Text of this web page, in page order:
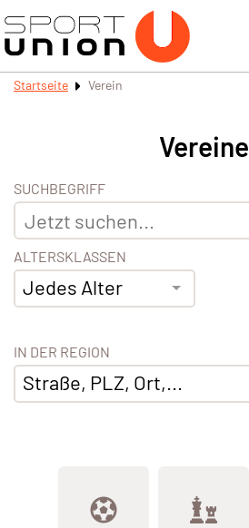
Startseite Verein
Vereine
SUCHBEGRIFF
ALTERSKLASSEN
Jedes Alter
IN DER REGION
Straße, PLZ, Ort,...